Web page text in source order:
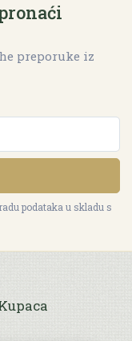
preporuke iz
podataka u skladu s